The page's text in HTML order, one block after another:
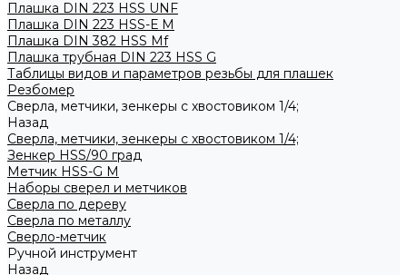
Плашка DIN 223 HSS UNF
Плашка DIN 223 HSS-Е M
Плашка DIN 382 HSS Mf
Плашка трубная DIN 223 HSS G
Таблицы видов и параметров резьбы для плашек
Резбомер
Сверла, метчики, зенкеры с хвостовиком 1/4;
Назад
Сверла, метчики, зенкеры с хвостовиком 1/4;
Зенкер HSS/90 град
Метчик HSS-G М
Наборы сверел и метчиков
Сверла по дереву
Сверла по металлу
Сверло-метчик
Ручной инструмент
Назад